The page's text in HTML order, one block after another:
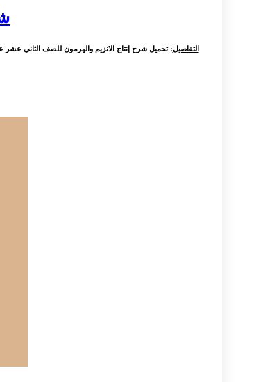
التفاصيل: تحميل شرح إنتاج الانزيم والهرمون للصف الثاني